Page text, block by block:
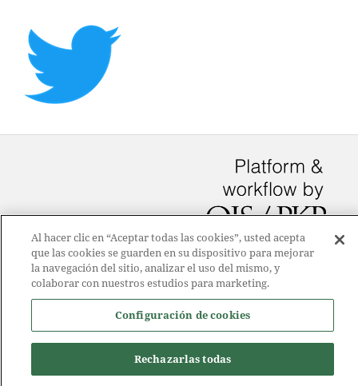
Al hacer clic en “Aceptar todas las cookies”, usted acepta
que las cookies se guarden en su dispositivo para mejorar
la navegación del sitio, analizar el uso del mismo, y
colaborar con nuestros estudios para marketing.
Configuración de cookies
Rechazarlas todas